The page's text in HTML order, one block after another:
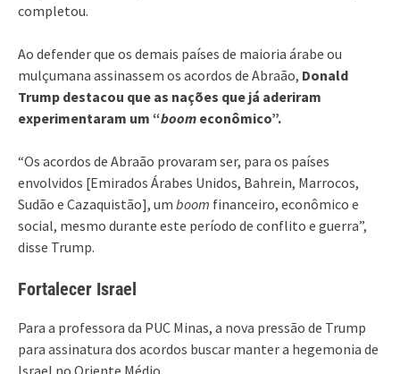
completou.
Ao defender que os demais países de maioria árabe ou
mulçumana assinassem os acordos de Abraão, Donald
Trump destacou que as nações que já aderiram
experimentaram um “boom econômico”.
“Os acordos de Abraão provaram ser, para os países
envolvidos [Emirados Árabes Unidos, Bahrein, Marrocos,
Sudão e Cazaquistão], um boom financeiro, econômico e
social, mesmo durante este período de conflito e guerra”,
disse Trump.
Fortalecer Israel
Para a professora da PUC Minas, a nova pressão de Trump
para assinatura dos acordos buscar manter a hegemonia de
Israel no Oriente Médio.